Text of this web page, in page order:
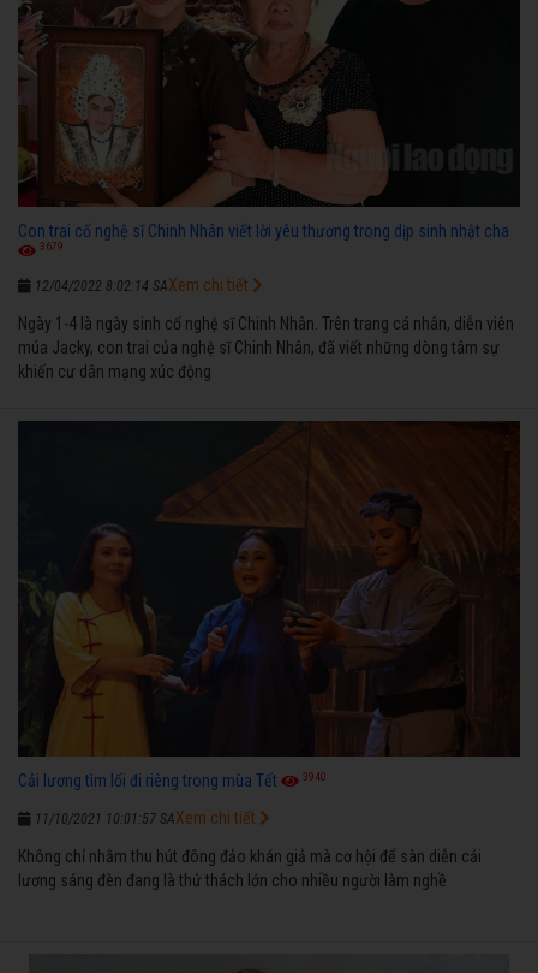
Con trai cố nghệ sĩ Chinh Nhân viết lời yêu thương trong dịp sinh nhật cha
3679
12/04/2022 8:02:14 SA
Ngày 1-4 là ngày sinh cố nghệ sĩ Chinh Nhân. Trên trang cá nhân, diễn viên
múa Jacky, con trai của nghệ sĩ Chinh Nhân, đã viết những dòng tâm sự
khiến cư dân mạng xúc động
Xem chi tiết
Cải lương tìm lối đi riêng trong mùa Tết 3940
11/10/2021 10:01:57 SA
Không chỉ nhằm thu hút đông đảo khán giả mà cơ hội để sàn diễn cải
lương sáng đèn đang là thử thách lớn cho nhiều người làm nghề
Xem chi tiết